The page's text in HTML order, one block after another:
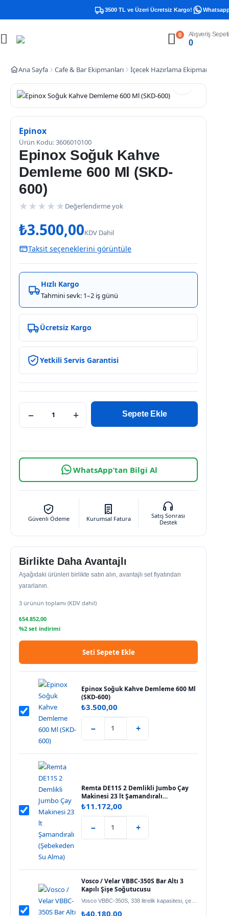
3500 TL ve Üzeri Ücretsiz Kargo! Whatsapp
0 Alışveriş Sepeti
0
Ana Sayfa Cafe & Bar Ekipmanları İçecek Hazırlama Ekipmanları
Epinox
Ürün Kodu: 3606010100
Epinox Soğuk Kahve
Demleme 600 Ml (SKD-
600)
★ ★ ★ ★ ★ Değerlendirme yok
₺3.500,00KDV Dahil
Taksit seçeneklerini görüntüle
Hızlı Kargo
Tahmini sevk: 1–2 iş günü
Ücretsiz Kargo
Yetkili Servis Garantisi
− + Sepete Ekle
WhatsApp’tan Bilgi Al
Güvenli Ödeme Kurumsal Fatura
Satış Sonrası
Destek
Birlikte Daha Avantajlı
Aşağıdaki ürünleri birlikte satın alın, avantajlı set fiyatından
yararlanın.
3 ürünün toplamı (KDV dahil)
₺54.852,00
%2 set indirimi
Seti Sepete Ekle
Epinox Soğuk Kahve Demleme 600 Ml
(SKD-600)
₺3.500,00
− +
Remta DE11S 2 Demlikli Jumbo Çay
Makinesi 23 lt Şamandıralı
(Şebekeden Su Alma)
₺11.172,00
− +
Vosco / Velar VBBC-350S Bar Altı 3
Kapılı Şişe Soğutucusu
₺40.180,00